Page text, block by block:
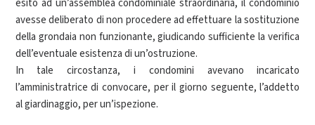
esito ad un’assemblea condominiale straordinaria, il condominio
avesse deliberato di non procedere ad effettuare la sostituzione
della grondaia non funzionante, giudicando sufficiente la verifica
dell’eventuale esistenza di un’ostruzione.
In tale circostanza, i condomini avevano incaricato
l’amministratrice di convocare, per il giorno seguente, l’addetto
al giardinaggio, per un’ispezione.